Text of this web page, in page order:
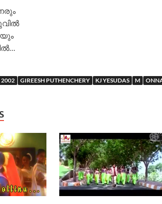
2002 GIREESH PUTHENCHERY KJ YESUDAS M